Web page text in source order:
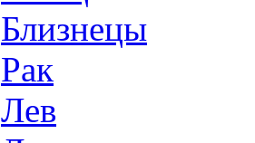
Близнецы
Рак
Лев